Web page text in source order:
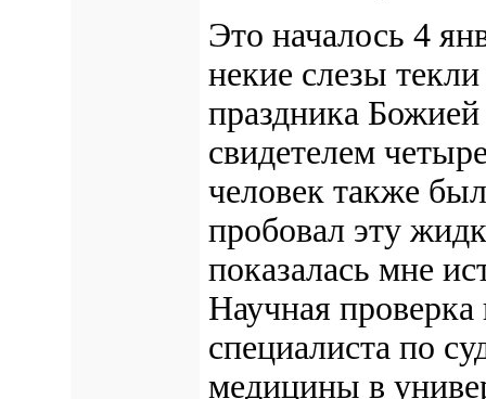
Это началось 4
некие слезы
праздника
свидетелем
человек также
пробовал эту
показалась мне
Научная
специалиста по
медицины в